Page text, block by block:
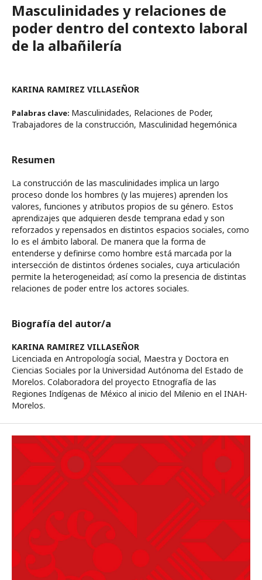
Masculinidades y relaciones de
poder dentro del contexto laboral
de la albañilería
KARINA RAMIREZ VILLASEÑOR
Palabras clave: Masculinidades, Relaciones de Poder,
Trabajadores de la construcción, Masculinidad hegemónica
Resumen
La construcción de las masculinidades implica un largo
proceso donde los hombres (y las mujeres) aprenden los
valores, funciones y atributos propios de su género. Estos
aprendizajes que adquieren desde temprana edad y son
reforzados y repensados en distintos espacios sociales, como
lo es el ámbito laboral. De manera que la forma de
entenderse y definirse como hombre está marcada por la
intersección de distintos órdenes sociales, cuya articulación
permite la heterogeneidad; así como la presencia de distintas
relaciones de poder entre los actores sociales.
Biografía del autor/a
KARINA RAMIREZ VILLASEÑOR
Licenciada en Antropología social, Maestra y Doctora en
Ciencias Sociales por la Universidad Autónoma del Estado de
Morelos. Colaboradora del proyecto Etnografía de las
Regiones Indígenas de México al inicio del Milenio en el INAH-
Morelos.